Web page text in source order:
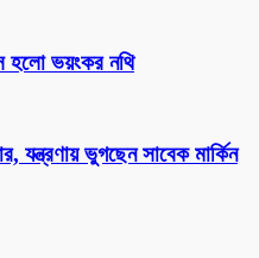
হলো ভয়ংকর নথি
যন্ত্রণায় ভুগছেন সাবেক মার্কিন